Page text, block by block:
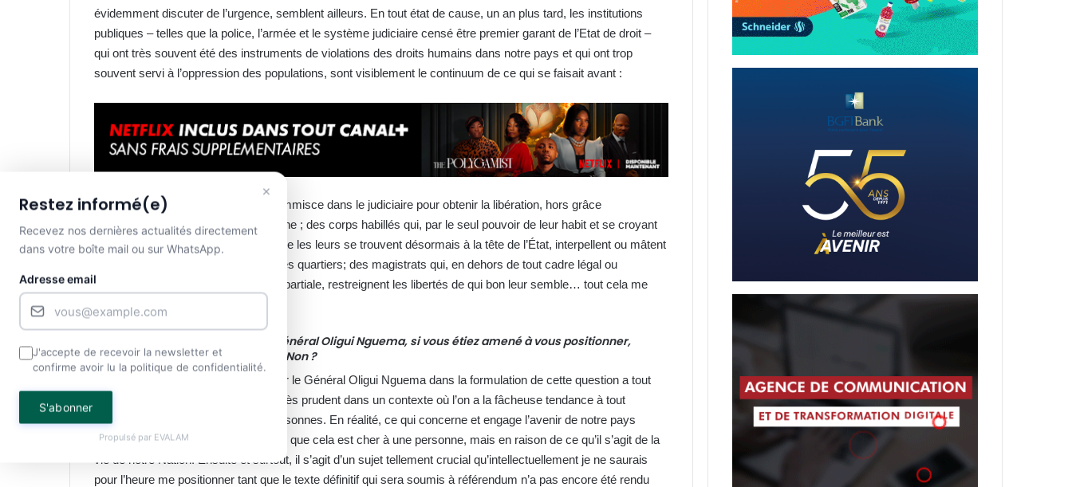
évidemment discuter de l’urgence, semblent ailleurs. En tout état de cause, un an plus tard, les institutions
publiques – telles que la police, l’armée et le système judiciaire censé être premier garant de l’Etat de droit –
qui ont très souvent été des instruments de violations des droits humains dans notre pays et qui ont trop
souvent servi à l’oppression des populations, sont visiblement le continuum de ce qui se faisait avant :
Le Président de la République qui s’immisce dans le judiciaire pour obtenir la libération, hors grâce
présidentielle, de telle ou telle personne ; des corps habillés qui, par le seul pouvoir de leur habit et se croyant
plus que jamais tout permis du fait que les leurs se trouvent désormais à la tête de l’État, interpellent ou mâtent
impunément nos concitoyens dans les quartiers; des magistrats qui, en dehors de tout cadre légal ou
procédural et de manière totalement partiale, restreignent les libertés de qui bon leur semble… tout cela me
laisse perplexe.
À l’aube du référendum cher au général Oligui Nguema, si vous étiez amené à vous positionner,
seriez-vous pour le Oui ou pour le Non ?
D’abord, je pense que le fait d’intégrer le Général Oligui Nguema dans la formulation de cette question a tout
pour fausser le débat. Ce n’est pas très prudent dans un contexte où l’on a la fâcheuse tendance à tout
ramener à des considérations de personnes. En réalité, ce qui concerne et engage l’avenir de notre pays
devrait nous émouvoir non pas parce que cela est cher à une personne, mais en raison de ce qu’il s’agit de la
vie de notre Nation. Ensuite et surtout, il s’agit d’un sujet tellement crucial qu’intellectuellement je ne saurais
pour l’heure me positionner tant que le texte définitif qui sera soumis à référendum n’a pas encore été rendu
×
Restez informé(e)
Recevez nos dernières actualités directement
dans votre boîte mail ou sur WhatsApp.
Adresse email
J'accepte de recevoir la newsletter et
confirme avoir lu la politique de confidentialité.
S'abonner
Propulsé par EVALAM